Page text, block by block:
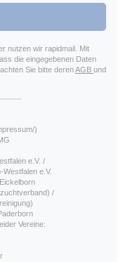
nutzen wir rapidmail. Mit
die eingegebenen Daten
Sie bitte derenAGB und
)
e.V. /
e.V.
/
Vereine: